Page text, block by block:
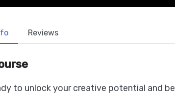
Reviews
to unlock your creative potential and